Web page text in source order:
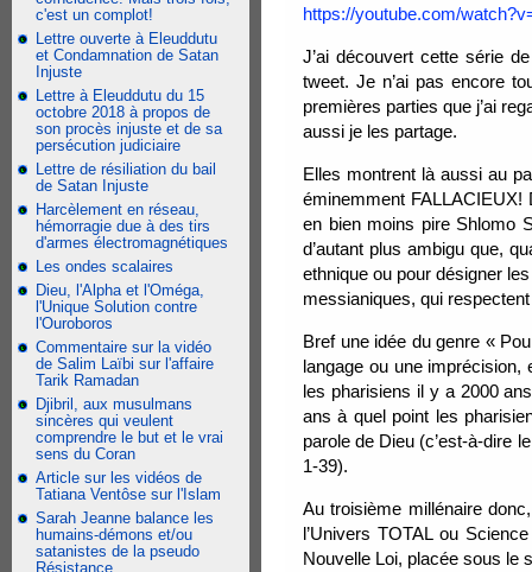
c'est un complot!
Lettre ouverte à Eleuddutu
et Condamnation de Satan
Injuste
Lettre à Eleuddutu du 15
octobre 2018 à propos de
son procès injuste et de sa
persécution judiciaire
Lettre de résiliation du bail
de Satan Injuste
Harcèlement en réseau,
hémorragie due à des tirs
d'armes électromagnétiques
Les ondes scalaires
Dieu, l'Alpha et l'Oméga,
l'Unique Solution contre
l'Ouroboros
Commentaire sur la vidéo
de Salim Laïbi sur l'affaire
Tarik Ramadan
Djibril, aux musulmans
sincères qui veulent
comprendre le but et le vrai
sens du Coran
Article sur les vidéos de
Tatiana Ventôse sur l'Islam
Sarah Jeanne balance les
humains-démons et/ou
satanistes de la pseudo
Résistance
https://youtube.com/
J’ai découvert cette série
tweet. Je n’ai pas encore
premières parties que j’ai
aussi je les partage.
Elles montrent là aussi au
éminemment FALLACIEUX!
en bien moins pire Shlomo
d’autant plus ambigu que,
ethnique ou pour désigner
messianiques, qui
Bref une idée du genre «
langage ou une
les pharisiens il y a 2000
ans à quel point les
parole de Dieu (c’est-à-dire
1-39).
Au troisième millénaire
l’Univers TOTAL ou
Nouvelle Loi, placée sous le